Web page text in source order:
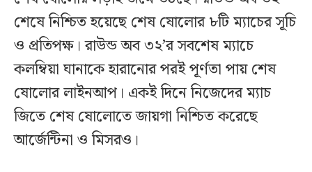
শেষে নিশ্চিত হয়েছে শেষ ষোলোর ৮টি ম্যাচের সূচি
ও প্রতিপক্ষ। রাউন্ড অব ৩২’র সবশেষ ম্যাচে
কলম্বিয়া ঘানাকে হারানোর পরই পূর্ণতা পায় শেষ
ষোলোর লাইনআপ। একই দিনে নিজেদের ম্যাচ
জিতে শেষ ষোলোতে জায়গা নিশ্চিত করেছে
আর্জেন্টিনা ও মিসরও।